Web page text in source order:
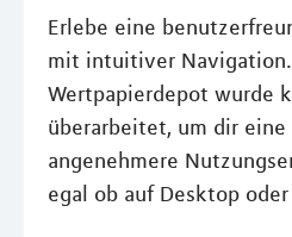
Erlebe eine
mit intuitiver
Wertpapierdepot wurde
überarbeitet, um dir eine
angenehmere
egal ob auf Desktop